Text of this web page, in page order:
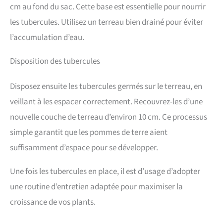
cm au fond du sac. Cette base est essentielle pour nourrir
les tubercules. Utilisez un terreau bien drainé pour éviter
l’accumulation d’eau.
Disposition des tubercules
Disposez ensuite les tubercules germés sur le terreau, en
veillant à les espacer correctement. Recouvrez-les d’une
nouvelle couche de terreau d’environ 10 cm. Ce processus
simple garantit que les pommes de terre aient
suffisamment d’espace pour se développer.
Une fois les tubercules en place, il est d’usage d’adopter
une routine d’entretien adaptée pour maximiser la
croissance de vos plants.